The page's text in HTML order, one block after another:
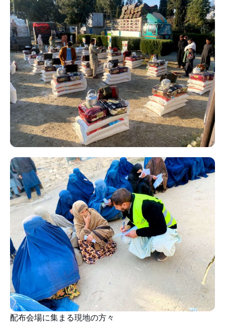
配布会場に集まる現地の方々